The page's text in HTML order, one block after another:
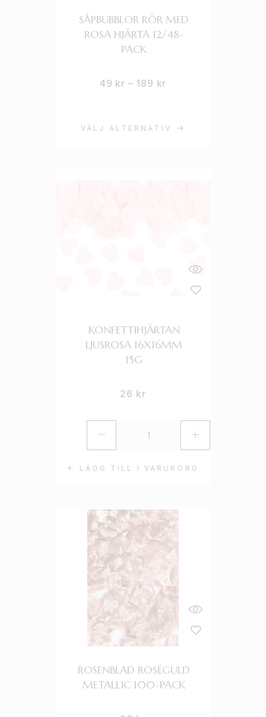
VÄLJ ALTERNATIV
SÅPBUBBLOR RÖR MED
ROSA HJÄRTA 12/48-
PACK
49 kr – 189 kr
LÄGG TILL I VARUKORG
KONFETTIHJÄRTAN
LJUSROSA 16X16MM
15G
26 kr
ROSENBLAD ROSÉGULD
METALLIC 100-PACK